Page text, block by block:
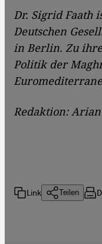
Dr. Sigrid Faath
Deutschen
in Berlin. Zu
Politik der
Redaktion:
Link Teilen